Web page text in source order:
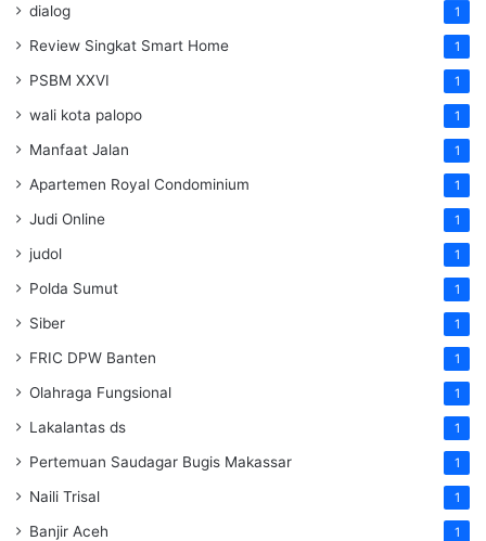
dialog 1
Review Singkat Smart Home 1
PSBM XXVI 1
wali kota palopo 1
Manfaat Jalan 1
Apartemen Royal Condominium 1
Judi Online 1
judol 1
Polda Sumut 1
Siber 1
FRIC DPW Banten 1
Olahraga Fungsional 1
Lakalantas ds 1
Pertemuan Saudagar Bugis Makassar 1
Naili Trisal 1
Banjir Aceh 1